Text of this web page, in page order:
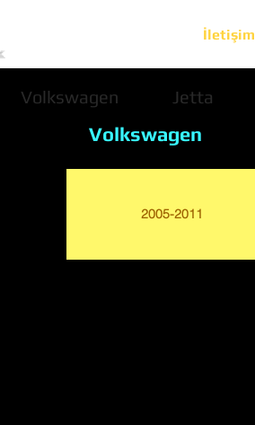
İletişim
Volkswagen Jetta
Volkswagen
2005-2011